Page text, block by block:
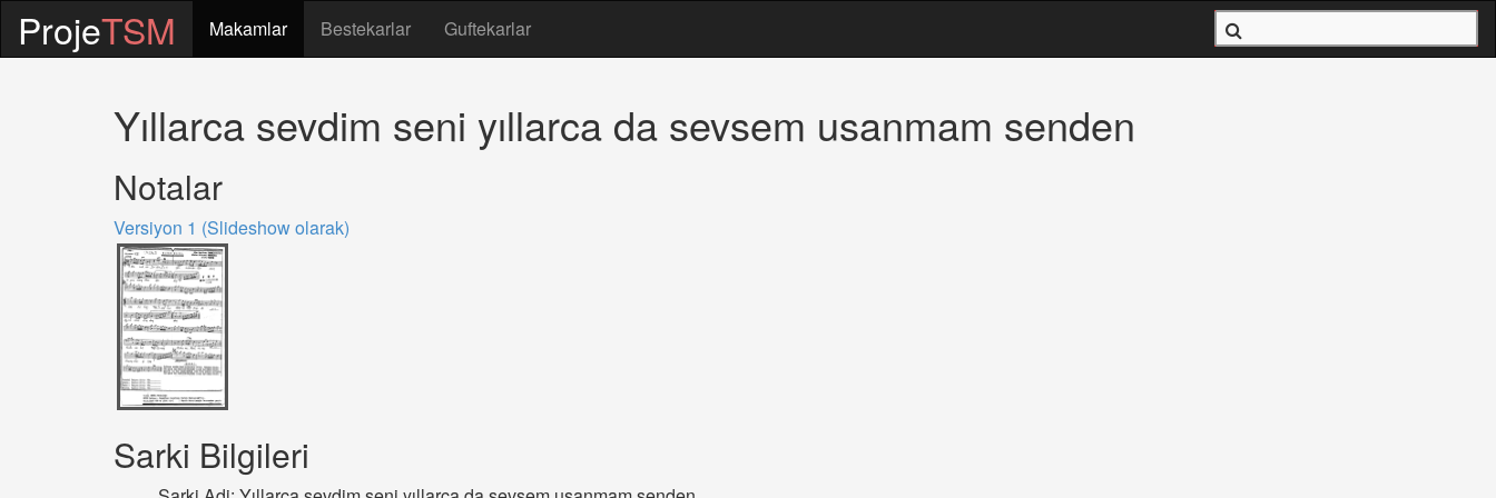
ProjeTSM Makamlar Bestekarlar Guftekarlar
Yıllarca sevdim seni yıllarca da sevsem usanmam senden
Notalar
Versiyon 1 (Slideshow olarak)
Sarki Bilgileri